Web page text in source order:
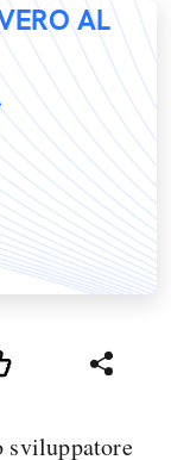
AL
sviluppatore